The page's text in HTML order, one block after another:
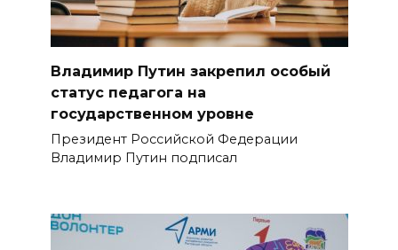
Владимир Путин закрепил особый
статус педагога на
государственном уровне
Президент Российской Федерации
Владимир Путин подписал